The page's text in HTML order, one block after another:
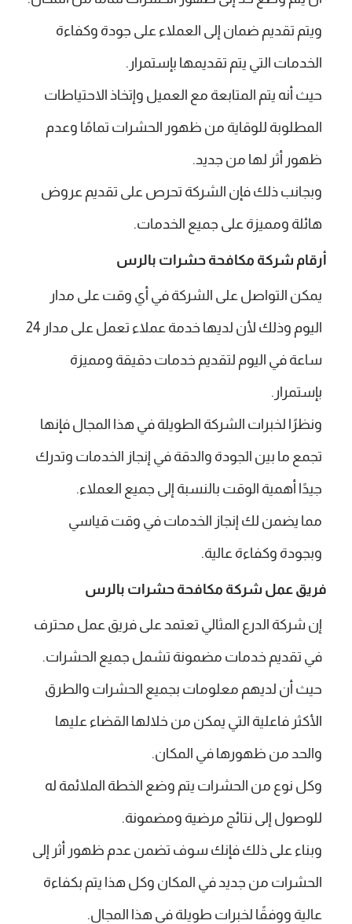
ويتم تقديم ضمان إلى العملاء على جودة وكفاءة
الخدمات التي يتم تقديمها بإستمرار.
حيث أنه يتم المتابعة مع العميل وإتخاذ الاحتياطات
المطلوبة للوقاية من ظهور الحشرات تمامًا وعدم
ظهور أثر لها من جديد.
وبجانب ذلك فإن الشركة تحرص على تقديم عروض
هائلة ومميزة على جميع الخدمات.
أرقام شركة مكافحة حشرات بالرس
يمكن التواصل على الشركة في أي وقت على مدار
اليوم وذلك لأن لديها خدمة عملاء تعمل على مدار 24
ساعة في اليوم لتقديم خدمات دقيقة ومميزة
بإستمرار.
ونظرًا لخبرات الشركة الطويلة في هذا المجال فإنها
تجمع ما بين الجودة والدقة في إنجاز الخدمات وتدرك
جيدًا أهمية الوقت بالنسبة إلى جميع العملاء.
مما يضمن لك إنجاز الخدمات في وقت قياسي
وبجودة وكفاءة عالية.
فريق عمل شركة مكافحة حشرات بالرس
إن شركة الدرع المثالي تعتمد على فريق عمل محترف
في تقديم خدمات مضمونة تشمل جميع الحشرات.
حيث أن لديهم معلومات بجميع الحشرات والطرق
الأكثر فاعلية التي يمكن من خلالها القضاء عليها
والحد من ظهورها في المكان.
وكل نوع من الحشرات يتم وضع الخطة الملائمة له
للوصول إلى نتائج مرضية ومضمونة.
وبناء على ذلك فإنك سوف تضمن عدم ظهور أثر إلى
الحشرات من جديد في المكان وكل هذا يتم بكفاءة
عالية ووفقًا لخبرات طويلة في هذا المجال.